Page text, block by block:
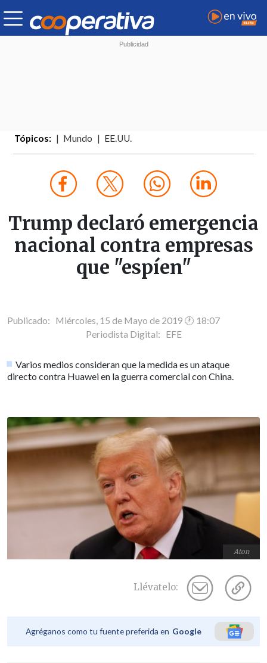
Tópicos: Mundo EE.UU.
Trump declaró emergencia
nacional contra empresas
que "espíen"
Publicado: Miércoles, 15 de Mayo de 2019 🕐 18:07
Periodista Digital: EFE
Varios medios consideran que la medida es un ataque
directo contra Huawei en la guerra comercial con China.
Aton
Llévatelo:
Agréganos como tu fuente preferida en Google